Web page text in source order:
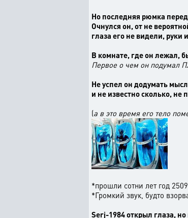
Но последняя рюмка
Очнулся он, от не
глаза его не видели, руки
В комнате, где он лежал,
Первое о чем он подумал
Не успел он додумать
и не известно сколько, не
(а в это время его тело
*прошли сотни лет год
*Громкий звук, будто
Serj-1984 открыл глаза,